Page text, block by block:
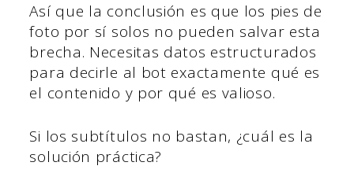
Así que la conclusión es que los pies de
foto por sí solos no pueden salvar esta
brecha. Necesitas datos estructurados
para decirle al bot exactamente qué es
el contenido y por qué es valioso.
Si los subtítulos no bastan, ¿cuál es la
solución práctica?